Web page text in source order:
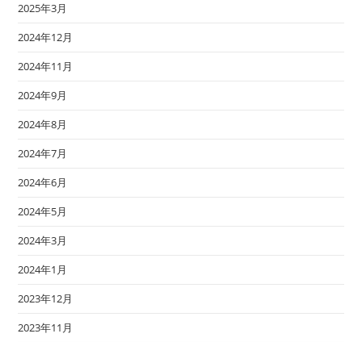
2025年3月
2024年12月
2024年11月
2024年9月
2024年8月
2024年7月
2024年6月
2024年5月
2024年3月
2024年1月
2023年12月
2023年11月